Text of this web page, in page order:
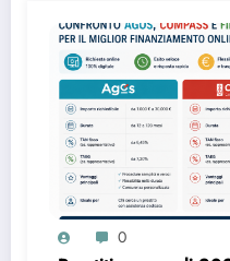
0